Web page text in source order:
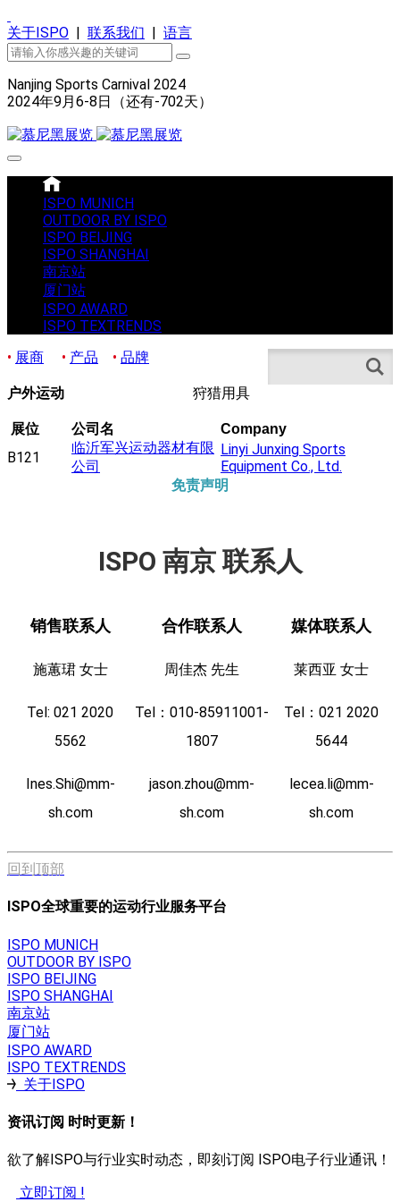
关于ISPO | 联系我们 | 语言
Nanjing Sports Carnival 2024
2024年9月6-8日（还有-702天）
ISPO MUNICH
OUTDOOR BY ISPO
ISPO BEIJING
ISPO SHANGHAI
南京站
厦门站
ISPO AWARD
ISPO TEXTRENDS
• 展商 • 产品 • 品牌 Search
户外运动 狩猎用具
展位 公司名 Company
B121
临沂军兴运动器材有限
公司
Linyi Junxing Sports
Equipment Co., Ltd.
免责声明
ISPO 南京 联系人
销售联系人
施蕙珺 女士
Tel: 021 2020
5562
Ines.Shi@mm-
sh.com
合作联系人
周佳杰 先生
Tel：010-85911001-
1807
jason.zhou@mm-
sh.com
媒体联系人
莱西亚 女士
Tel：021 2020
5644
lecea.li@mm-
sh.com
回到顶部
ISPO全球重要的运动行业服务平台
ISPO MUNICH
OUTDOOR BY ISPO
ISPO BEIJING
ISPO SHANGHAI
南京站
厦门站
ISPO AWARD
ISPO TEXTRENDS
关于ISPO
资讯订阅 时时更新！
欲了解ISPO与行业实时动态，即刻订阅 ISPO电子行业通讯！
立即订阅 !